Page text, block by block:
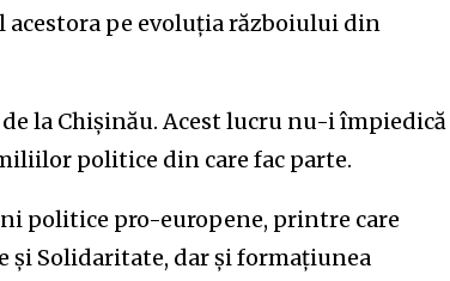
pe evoluția războiului din
la Chișinău. Acest lucru nu-i împiedică
politice din care fac parte.
politice pro-europene, printre care
Solidaritate, dar și formațiunea